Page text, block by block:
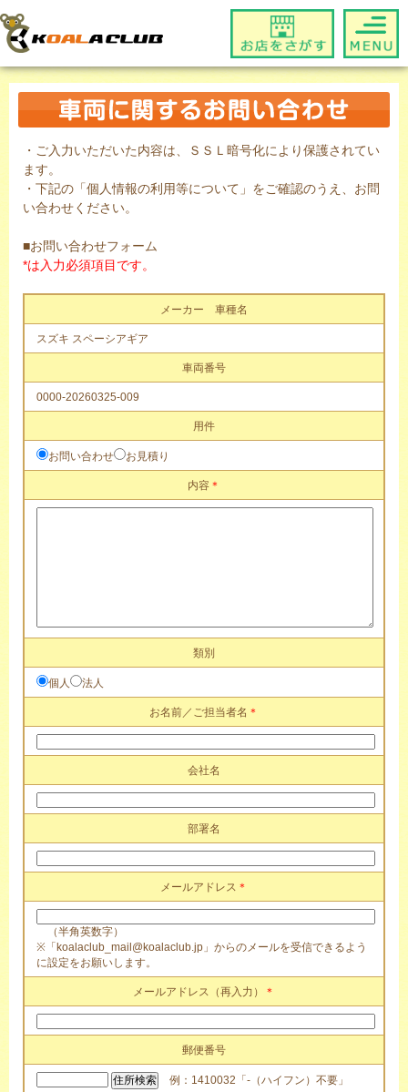
・ご入力いただいた内容は、ＳＳＬ暗号化により保護されてい
ます。
・下記の「個人情報の利用等について」をご確認のうえ、お問
い合わせください。
■お問い合わせフォーム
*は入力必須項目です。
メーカー 車種名
スズキ スペーシアギア
車両番号
0000-20260325-009
用件
お問い合わせ お見積り
内容 ＊
類別
個人 法人
お名前／ご担当者名 ＊
会社名
部署名
メールアドレス ＊
（半角英数字）
※「koalaclub_mail@koalaclub.jp」からのメールを受信できるよう
に設定をお願いします。
メールアドレス（再入力） ＊
郵便番号
例：1410032「-（ハイフン）不要」